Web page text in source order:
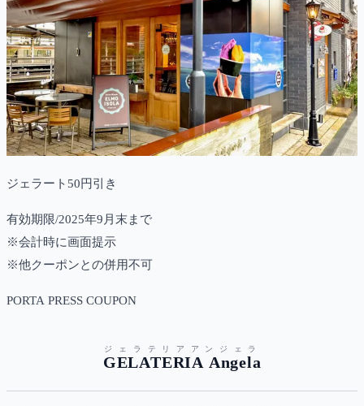
ジェラート50円引き
有効期限/2025年9月末まで
※会計時に画面提示
※他クーポンとの併用不可
PORTA PRESS COUPON
GELATERIA Angela
ジェラテリアアンジェラ